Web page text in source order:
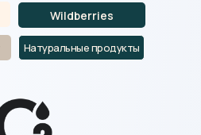
Натуральные продукты
Wildberries